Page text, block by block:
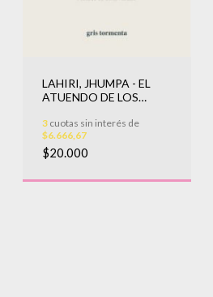
LAHIRI, JHUMPA - EL
ATUENDO DE LOS
3 cuotas sin interés de
$6.666,67
$20.000